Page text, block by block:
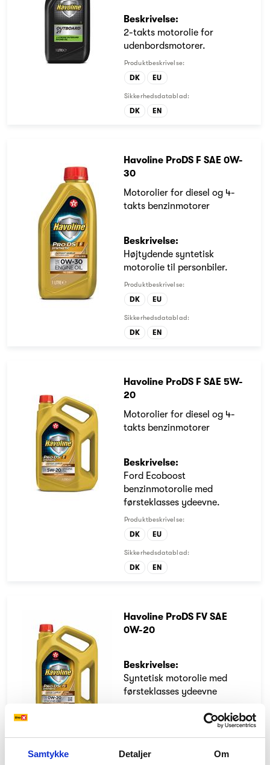
Samtykke Detaljer Om
Beskrivelse:
2-takts motorolie for
udenbordsmotorer.
Produktbeskrivelse:
DK EU
Sikkerhedsdatablad:
DK EN
Havoline ProDS F SAE 0W-
30
Motorolier for diesel og 4-
takts benzinmotorer
Beskrivelse:
Højtydende syntetisk
motorolie til personbiler.
Produktbeskrivelse:
DK EU
Sikkerhedsdatablad:
DK EN
Havoline ProDS F SAE 5W-
20
Motorolier for diesel og 4-
takts benzinmotorer
Beskrivelse:
Ford Ecoboost
benzinmotorolie med
førsteklasses ydeevne.
Produktbeskrivelse:
DK EU
Sikkerhedsdatablad:
DK EN
Havoline ProDS FV SAE
0W-20
Beskrivelse:
Syntetisk motorolie med
førsteklasses ydeevne
DK